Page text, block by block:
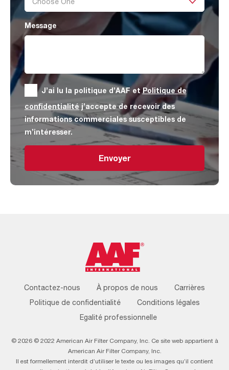
Message
J’ai lu la politique d’AAF etPolitique de
confidentialité j’accepte de recevoir des
informations commerciales susceptibles de
m’intéresser.
Envoyer
Footer
Menu
Contactez-nous À propos de nous
Carrières
Politique de confidentialité
Conditions légales
Egalité professionnelle
© 2026 © 2022 American Air Filter Company, Inc. Ce site web appartient à
American Air Filter Company, Inc.
Il est formellement interdit d’utiliser le texte ou les images qu’il contient